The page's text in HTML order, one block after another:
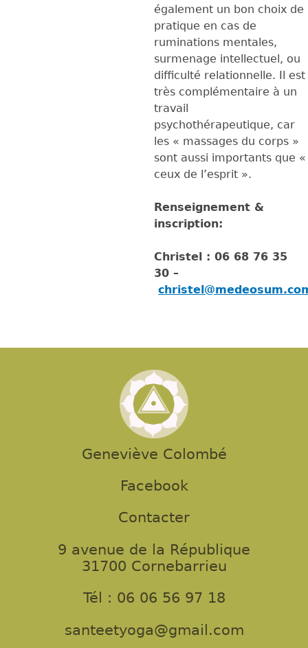
également un bon choix de
pratique en cas de
ruminations mentales,
surmenage intellectuel, ou
difficulté relationnelle. Il est
très complémentaire à un
travail
psychothérapeutique, car
les « massages du corps »
sont aussi importants que «
ceux de l’esprit ».
Renseignement &
inscription:
Christel : 06 68 76 35
30 –
Geneviève Colombé
Facebook
Contacter
9 avenue de la République
31700 Cornebarrieu
Tél : 06 06 56 97 18
santeetyoga@gmail.com